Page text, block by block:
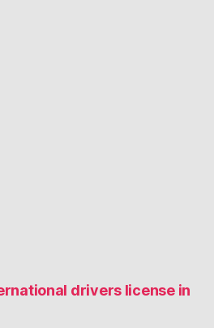
drivers license in